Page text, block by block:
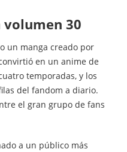
volumen 30
un manga creado por
en un anime de
temporadas, y los
del fandom a diario.
el gran grupo de fans
a un público más